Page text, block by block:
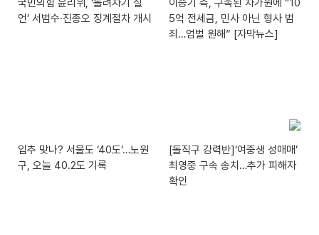
국민의힘 윤리위, ‘돌려차기 실
언’ 서범수·진종오 징계절차 개시
이승기 측, 구속된 차가원에 “10
5억 전세금, 민사 아닌 형사 범
죄…엄벌 원해” [자막뉴스]
입추 맞나? 서울도 ‘40도’…노원
구, 오늘 40.2도 기록
[돌직구 강력반]‘여중생 성매매’
최영중 구속 송치…추가 피해자
확인